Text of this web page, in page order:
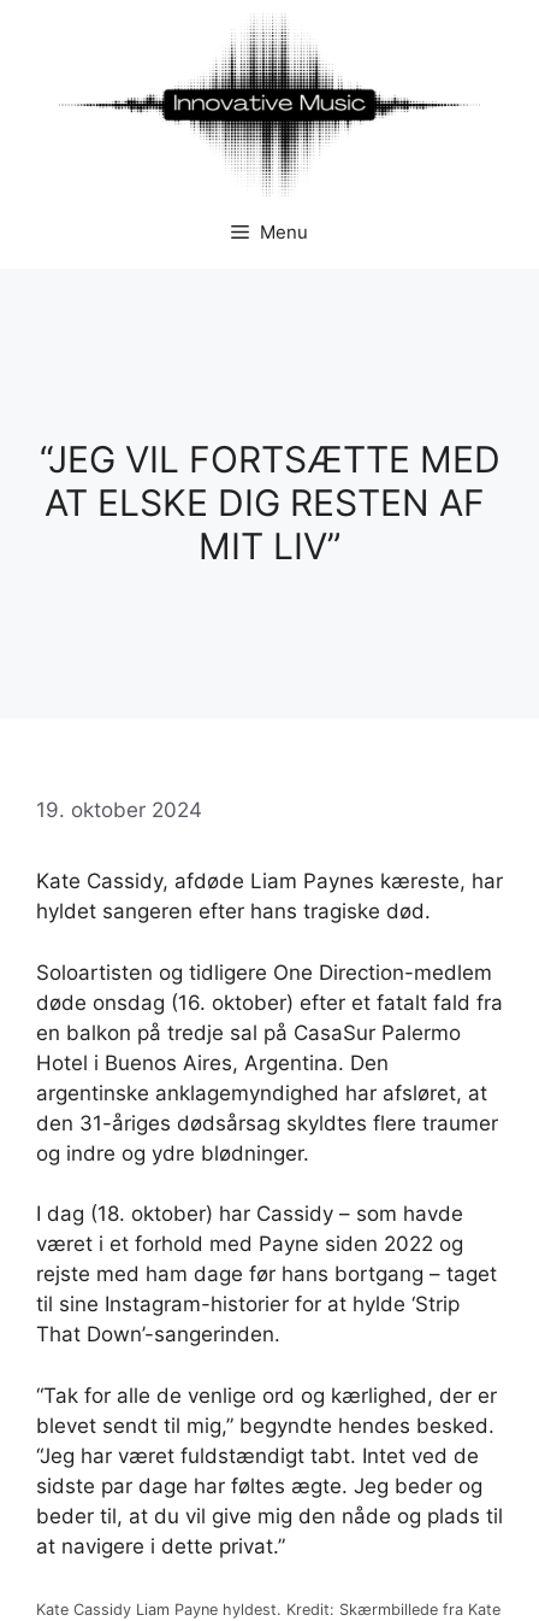
Menu
“JEG VIL FORTSÆTTE MED
AT ELSKE DIG RESTEN AF ​​
MIT LIV”
19. oktober 2024
Kate Cassidy, afdøde Liam Paynes kæreste, har
hyldet sangeren efter hans tragiske død.
Soloartisten og tidligere One Direction-medlem
døde onsdag (16. oktober) efter et fatalt fald fra
en balkon på tredje sal på CasaSur Palermo
Hotel i Buenos Aires, Argentina. Den
argentinske anklagemyndighed har afsløret, at
den 31-åriges dødsårsag skyldtes flere traumer
og indre og ydre blødninger.
I dag (18. oktober) har Cassidy – som havde
været i et forhold med Payne siden 2022 og
rejste med ham dage før hans bortgang – taget
til sine Instagram-historier for at hylde ‘Strip
That Down’-sangerinden.
“Tak for alle de venlige ord og kærlighed, der er
blevet sendt til mig,” begyndte hendes besked.
“Jeg har været fuldstændigt tabt. Intet ved de
sidste par dage har føltes ægte. Jeg beder og
beder til, at du vil give mig den nåde og plads til
at navigere i dette privat.”
Kate Cassidy Liam Payne hyldest. Kredit: Skærmbillede fra Kate